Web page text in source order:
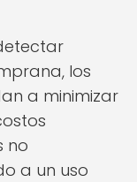
los
a minimizar
no
a un uso